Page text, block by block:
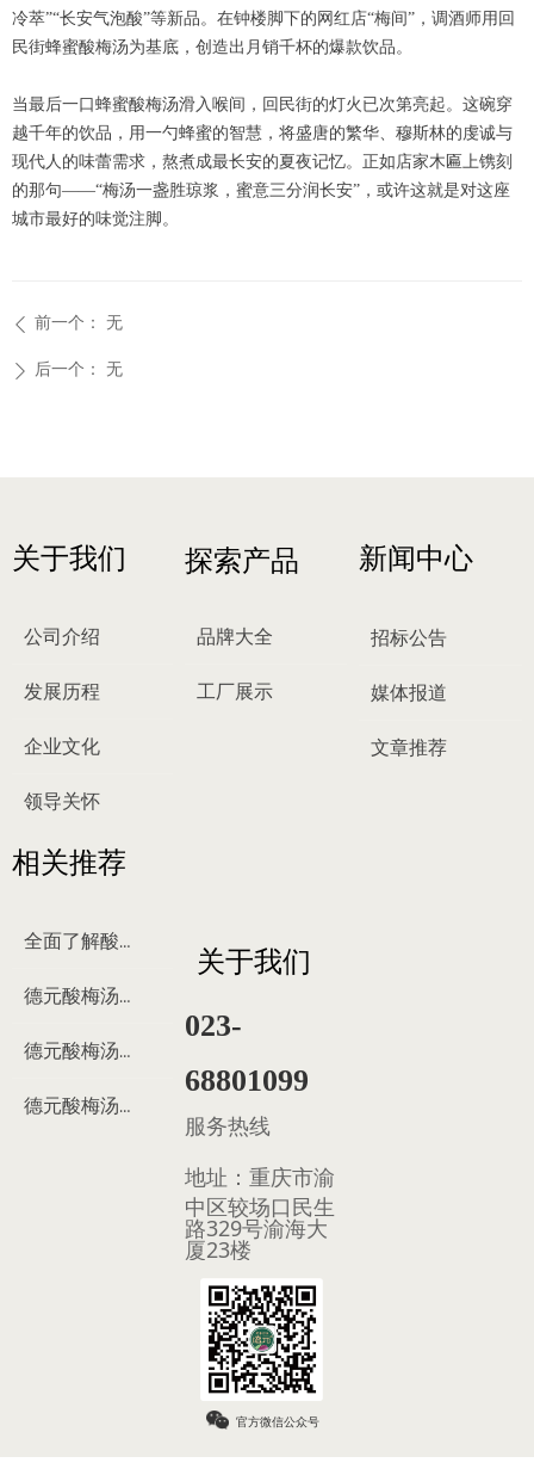
冷萃”“长安气泡酸”等新品。在钟楼脚下的网红店“梅间”，调酒师用回
民街蜂蜜酸梅汤为基底，创造出月销千杯的爆款饮品。
当最后一口蜂蜜酸梅汤滑入喉间，回民街的灯火已次第亮起。这碗穿
越千年的饮品，用一勺蜂蜜的智慧，将盛唐的繁华、穆斯林的虔诚与
现代人的味蕾需求，熬煮成最长安的夏夜记忆。正如店家木匾上镌刻
的那句——“梅汤一盏胜琼浆，蜜意三分润长安”，或许这就是对这座
城市最好的味觉注脚。
ꄴ 前一个： 无
ꄲ 后一个： 无
关于我们
公司介绍
发展历程
企业文化
领导关怀
探索产品
品牌大全
工厂展示
招标公告
媒体报道
文章推荐
新闻中心
关于我们
023-
68801099
服务热线
地址： 重庆市渝
中区较场口民生
路329号渝海大
厦23楼
官方微信公众号
相关推荐
全面了解酸梅汤
德元酸梅汤来历
德元酸梅汤制作过程
德元酸梅汤多少钱